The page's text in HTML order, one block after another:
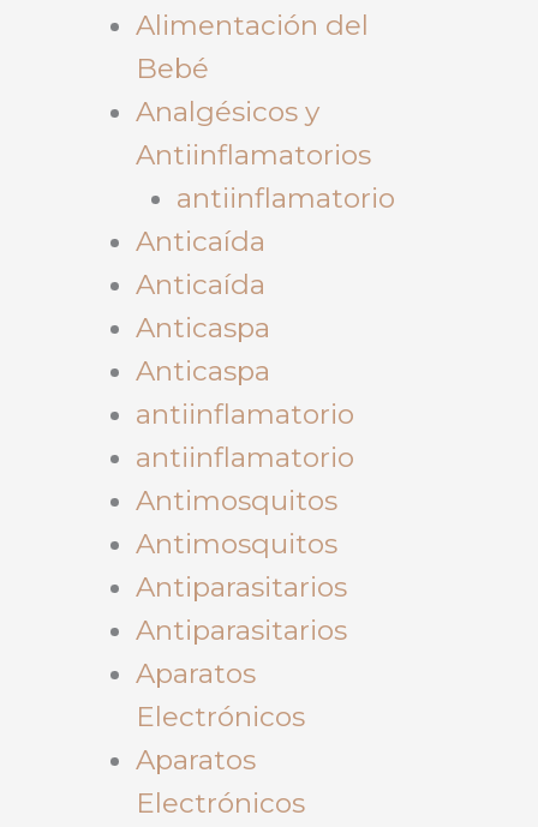
Alimentación del
Bebé
Analgésicos y
Antiinflamatorios
antiinflamatorio
Anticaída
Anticaída
Anticaspa
Anticaspa
antiinflamatorio
antiinflamatorio
Antimosquitos
Antimosquitos
Antiparasitarios
Antiparasitarios
Aparatos
Electrónicos
Aparatos
Electrónicos